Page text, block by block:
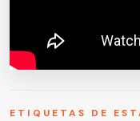
ETIQUETAS DE